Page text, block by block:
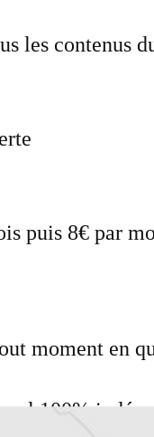
les contenus
puis 8€ par
moment en
100%